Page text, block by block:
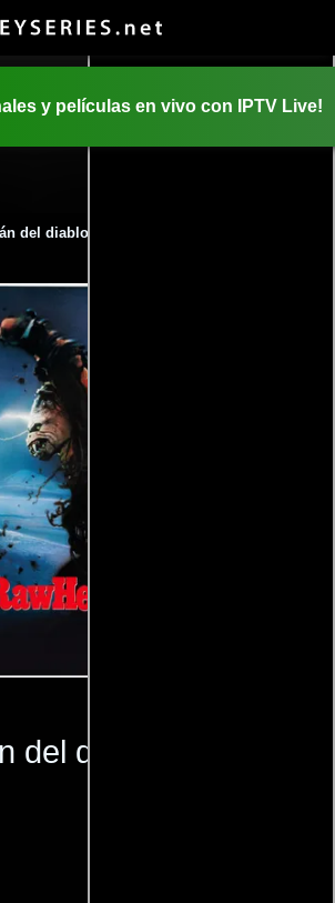
y películas en vivo con IPTV Live!
del diablo (1986)
del diablo